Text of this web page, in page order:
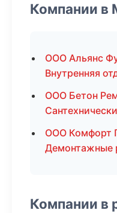
Компании в
ООО Альянс
Внутренняя
ООО Бетон
ООО Комфорт
Демонтажные
Компании в